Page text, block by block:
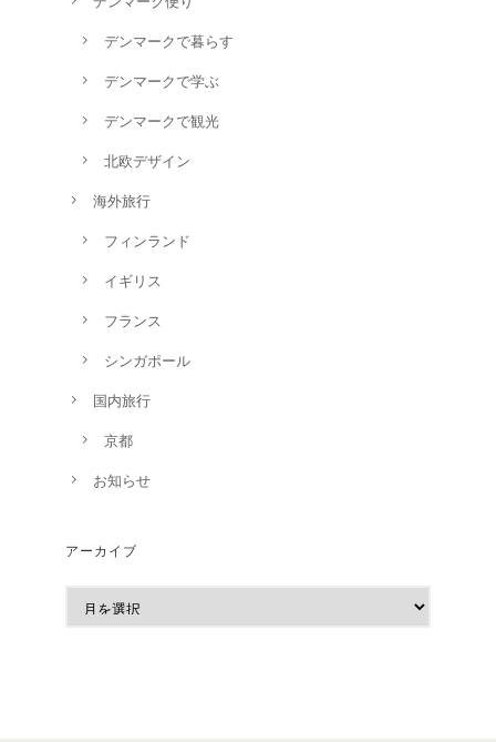
デンマークで暮らす
デンマークで学ぶ
デンマークで観光
北欧デザイン
海外旅行
フィンランド
イギリス
フランス
シンガポール
国内旅行
京都
お知らせ
アーカイブ